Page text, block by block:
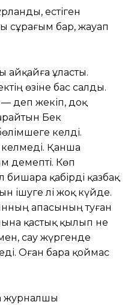
естіген
сұрағым бар, жауап
айқайға ұласты.
өзіне бас салды.
— деп жекіп, доқ
Бек
әкелді.
келмеді. Қанша
демепті. Көп
бишара қабірді қазбақ
ішуге әлі жоқ күйде.
апасының туған
қастық қылып не
сау жүргенде
Оған бара қоймас
журналшы